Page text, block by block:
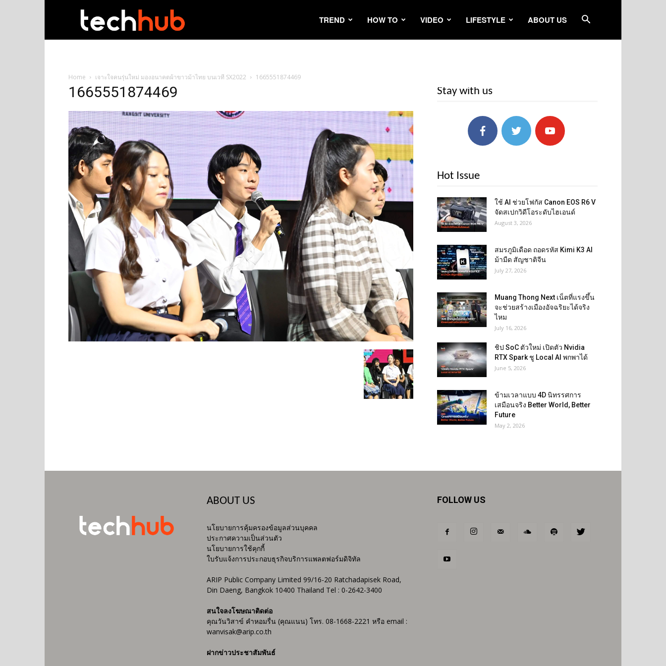
TREND HOW TO VIDEO LIFESTYLE ABOUT US
Home เจาะใจคนรุ่นใหม่ มองอนาคตผ้าขาวม้าไทย บนเวที SX2022 1665551874469
1665551874469 Stay with us
Hot Issue
ใช้ AI ช่วยโฟกัส Canon EOS R6 V
จัดสเปกวิดีโอระดับไฮเอนด์
August 3, 2026
สมรภูมิเดือด ถอดรหัส Kimi K3 AI
ม้ามืด สัญชาติจีน
July 27, 2026
Muang Thong Next เน็ตที่แรงขึ้น
จะช่วยสร้างเมืองอัจฉริยะได้จริง
ไหม
July 16, 2026
ชิป SoC ตัวใหม่ เปิดตัว Nvidia
RTX Spark ชู Local AI พกพาได้
June 5, 2026
ข้ามเวลาแบบ 4D นิทรรศการ
เสมือนจริง Better World, Better
Future
May 2, 2026
ABOUT US
นโยบายการคุ้มครองข้อมูลส่วนบุคคล
ประกาศความเป็นส่วนตัว
นโยบายการใช้คุกกี้
ใบรับแจ้งการประกอบธุรกิจบริการแพลตฟอร์มดิจิทัล
ARIP Public Company Limited 99/16-20 Ratchadapisek Road,
Din Daeng, Bangkok 10400 Thailand Tel : 0-2642-3400
สนใจลงโฆษณาติดต่อ
คุณวันวิสาข์ คำหอมรื่น (คุณแนน) โทร. 08-1668-2221 หรือ email :
wanvisak@arip.co.th
ฝากข่าวประชาสัมพันธ์
FOLLOW US